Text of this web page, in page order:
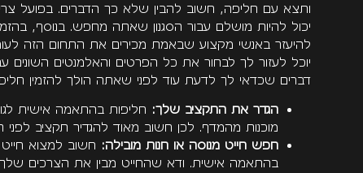
ותצא עם חליפה, חשוב להבין שלא כך הדברים. בפועל
יכול להיות מושלם עבור הסגנון שאתה מחפש. בנוסף,
להיעזר באנשי מקצוע שבאמת מכירים את התחום הזה
יוכל לעזור לך לבחור את כל הפרטים והאלמנטים השונים
דברים שכדאי לך לדעת עוד לפני שאתה הולך להזמין
הגדר את התקציב שלך: חליפות בהתאמה אישית
מוכנות מהמדף. לכן חשוב מאוד להגדיר תקציב
חפש חייט מנוסה או חנות מובילה: חשוב למצוא חייט
בהתאמה אישית. ודא שהחייט מבין את הצרכים